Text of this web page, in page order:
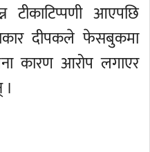
टीकाटिप्पणी आएपछि
दीपकले फेसबुकमा
कारण आरोप लगाएर